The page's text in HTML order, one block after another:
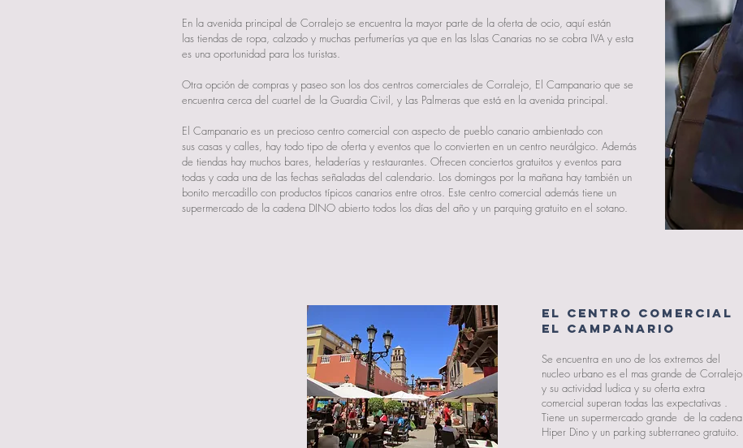
En la avenida principal de Corralejo se encuentra la mayor parte de la oferta de ocio, aquí están
las tiendas de ropa, calzado y muchas perfumerías ya que en las Islas Canarias no se cobra IVA y esta
es una oportunidad para los turistas.
Otra opción de compras y paseo son los dos centros comerciales de Corralejo, El Campanario que se
encuentra cerca del cuartel de la Guardia Civil, y Las Palmeras que está en la avenida principal.
El Campanario es un precioso centro comercial con aspecto de pueblo canario ambientado con
sus casas y calles, hay todo tipo de oferta y eventos que lo convierten en un centro neurálgico. Además
de tiendas hay muchos bares, heladerías y restaurantes. Ofrecen conciertos gratuitos y eventos para
todas y cada una de las fechas señaladas del calendario. Los domingos por la mañana hay también un
bonito mercadillo con productos típicos canarios entre otros. Este centro comercial además tiene un
supermercado de la cadena DINO abierto todos los días del año y un parquing gratuito en el sotano.
EL CENTRO COMERCIAL
EL CAMPANARIO
Se encuentra en uno de los extremos del
nucleo urbano es el mas grande de Corralejo
y su actividad ludica y su oferta extra
comercial superan todas las expectativas .
Tiene un supermercado grande de la cadena
Hiper Dino y un parking subterraneo gratuito.